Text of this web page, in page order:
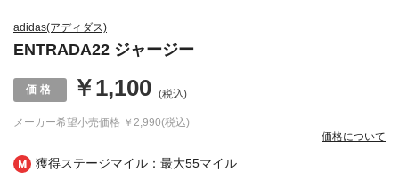
獲得ステージマイル：最大55マイル
adidas(アディダス)
ENTRADA22 ジャージー
メーカー希望小売価格 ￥2,990(税込)
￥1,100 (税込)
価格について